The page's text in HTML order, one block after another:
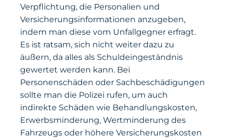
Verpflichtung, die Personalien und
Versicherungsinformationen anzugeben,
indem man diese vom Unfallgegner erfragt.
Es ist ratsam, sich nicht weiter dazu zu
äußern, da alles als Schuldeingeständnis
gewertet werden kann. Bei
Personenschäden oder Sachbeschädigungen
sollte man die Polizei rufen, um auch
indirekte Schäden wie Behandlungskosten,
Erwerbsminderung, Wertminderung des
Fahrzeugs oder höhere Versicherungskosten